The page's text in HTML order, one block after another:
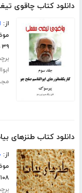
دانلود کتاب چاقوی
از:
۳۹ صفحه
دانلود کتاب طنزهای
از:
۱۰۸ صفحه